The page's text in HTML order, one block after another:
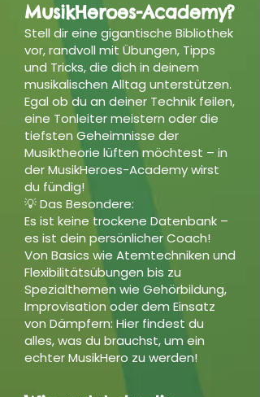
MusikHeroes-Academy?
Stell dir eine gigantische Bibliothek
vor, randvoll mit Übungen, Tipps
und Tricks, die dich in deinem
musikalischen Alltag unterstützen.
Egal ob du an deiner Technik feilen,
eine Tonleiter meistern oder die
tiefsten Geheimnisse der
Musiktheorie lüften möchtest – in
der MusikHeroes-Academy wirst
du fündig!
💡 Das Besondere:
Es ist keine trockene Datenbank –
es ist dein persönlicher Coach!
Von Basics wie Atemtechniken und
Flexibilitätsübungen bis zu
Spezialthemen wie Gehörbildung,
Improvisation oder dem Einsatz
von Dämpfern: Hier findest du
alles, was du brauchst, um ein
echter MusikHero zu werden!